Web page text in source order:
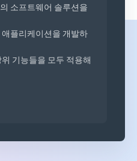
소프트웨어 솔루션을
플리케이션을 개발하
기능들을 모두 적용해